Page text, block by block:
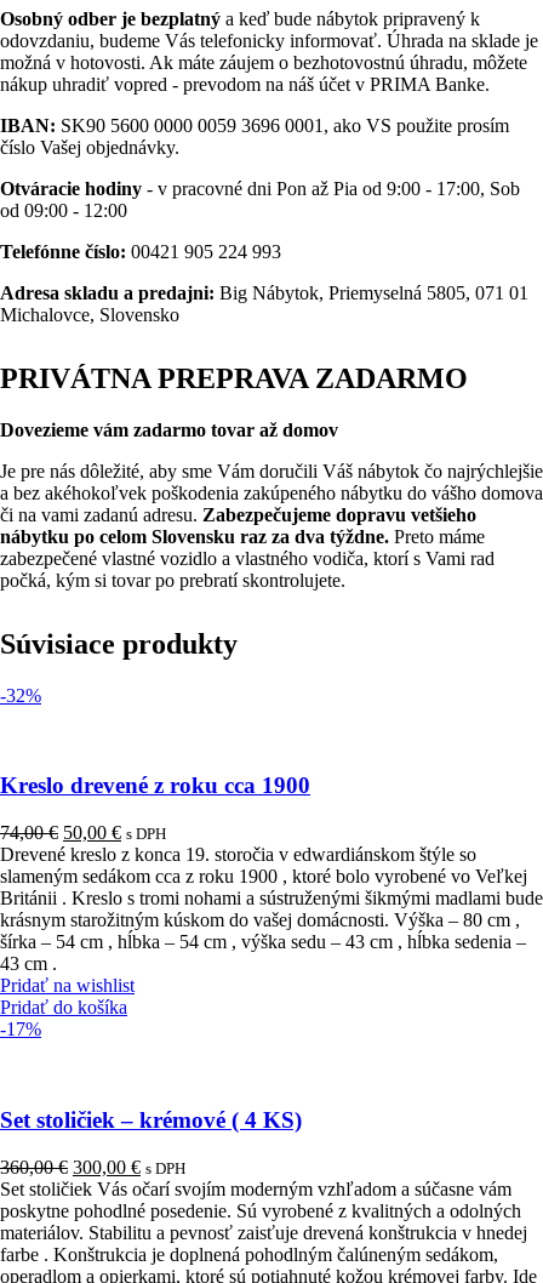
Osobný odber je bezplatný a keď bude nábytok pripravený k
odovzdaniu, budeme Vás telefonicky informovať. Úhrada na sklade je
možná v hotovosti. Ak máte záujem o bezhotovostnú úhradu, môžete
nákup uhradiť vopred - prevodom na náš účet v PRIMA Banke.
IBAN: SK90 5600 0000 0059 3696 0001, ako VS použite prosím
číslo Vašej objednávky.
Otváracie hodiny - v pracovné dni Pon až Pia od 9:00 - 17:00, Sob
od 09:00 - 12:00
Telefónne číslo: 00421 905 224 993
Adresa skladu a predajni: Big Nábytok, Priemyselná 5805, 071 01
Michalovce, Slovensko
PRIVÁTNA PREPRAVA ZADARMO
Dovezieme vám zadarmo tovar až domov
Je pre nás dôležité, aby sme Vám doručili Váš nábytok čo najrýchlejšie
a bez akéhokoľvek poškodenia zakúpeného nábytku do vášho domova
či na vami zadanú adresu. Zabezpečujeme dopravu vetšieho
nábytku po celom Slovensku raz za dva týždne. Preto máme
zabezpečené vlastné vozidlo a vlastného vodiča, ktorí s Vami rad
počká, kým si tovar po prebratí skontrolujete.
Súvisiace produkty
-32%
Kreslo drevené z roku cca 1900
74,00€ Pôvodná
cena
bola:
74,00 €.
50,00 €Aktuálna
cena
je:
50,00 €.
s DPH
Drevené kreslo z konca 19. storočia v edwardiánskom štýle so
slameným sedákom cca z roku 1900 , ktoré bolo vyrobené vo Veľkej
Británii . Kreslo s tromi nohami a sústruženými šikmými madlami bude
krásnym starožitným kúskom do vašej domácnosti. Výška – 80 cm ,
šírka – 54 cm , hĺbka – 54 cm , výška sedu – 43 cm , hĺbka sedenia –
43 cm .
Pridať na wishlist
Pridať do košíka
-17%
Set stoličiek – krémové ( 4 KS)
360,00€ Pôvodná
cena
bola:
360,00 €.
300,00 €Aktuálna
cena
je:
300,00 €.
s DPH
Set stoličiek Vás očarí svojím moderným vzhľadom a súčasne vám
poskytne pohodlné posedenie. Sú vyrobené z kvalitných a odolných
materiálov. Stabilitu a pevnosť zaisťuje drevená konštrukcia v hnedej
farbe . Konštrukcia je doplnená pohodlným čalúneným sedákom,
operadlom a opierkami, ktoré sú potiahnuté kožou krémovej farby. Ide